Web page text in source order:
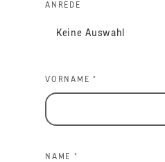
ANREDE
VORNAME *
NAME *